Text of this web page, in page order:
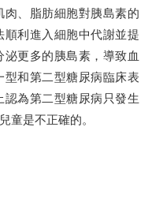
、脂肪細胞對胰島素的
利進入細胞中代謝並提
更多的胰島素，導致血
和第二型糖尿病臨床表
為第二型糖尿病只發生
童是不正確的。